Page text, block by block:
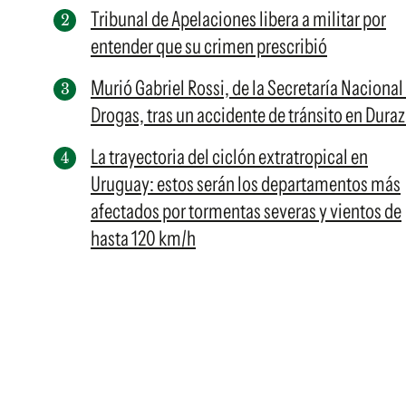
Tribunal de Apelaciones libera a militar por
entender que su crimen prescribió
Murió Gabriel Rossi, de la Secretaría
Drogas, tras un accidente de tránsito en
La trayectoria del ciclón extratropical en
Uruguay: estos serán los departamentos más
afectados por tormentas severas y vientos de
hasta 120 km/h